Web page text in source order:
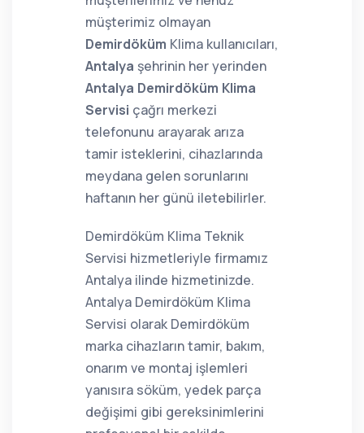
müşterimiz olmayan
Demirdöküm Klima kullanıcıları,
Antalya şehrinin her yerinden
Antalya Demirdöküm Klima
Servisi çağrı merkezi
telefonunu arayarak arıza
tamir isteklerini, cihazlarında
meydana gelen sorunlarını
haftanın her günü iletebilirler.
Demirdöküm Klima Teknik
Servisi hizmetleriyle firmamız
Antalya ilinde hizmetinizde.
Antalya Demirdöküm Klima
Servisi olarak Demirdöküm
marka cihazların tamir, bakım,
onarım ve montaj işlemleri
yanısıra söküm, yedek parça
değişimi gibi gereksinimlerini